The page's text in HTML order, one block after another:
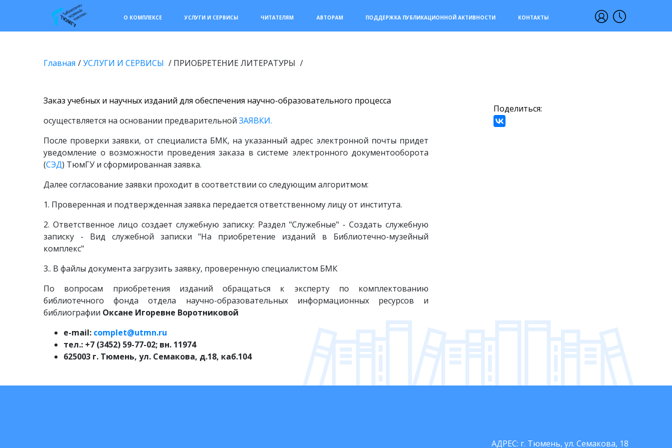
О КОМПЛЕКСЕ УСЛУГИ И СЕРВИСЫ ЧИТАТЕЛЯМ АВТОРАМ ПОДДЕРЖКА ПУБЛИКАЦИОННОЙ АКТИВНОСТИ КОНТАКТЫ
Главная УСЛУГИ И СЕРВИСЫ ПРИОБРЕТЕНИЕ ЛИТЕРАТУРЫ
Заказ учебных и научных изданий для обеспечения научно-образовательного процесса
осуществляется на основании предварительной ЗАЯВКИ.
После проверки заявки, от специалиста БМК, на указанный адрес электронной почты придет
уведомление о возможности проведения заказа в системе электронного документооборота
(СЭД) ТюмГУ и сформированная заявка.
Далее согласование заявки проходит в соответствии со следующим алгоритмом:
1. Проверенная и подтвержденная заявка передается ответственному лицу от института.
2. Ответственное лицо создает служебную записку: Раздел "Служебные" - Создать служебную
записку - Вид служебной записки "На приобретение изданий в Библиотечно-музейный
комплекс"
3.. В файлы документа загрузить заявку, проверенную специалистом БМК
По вопросам приобретения изданий обращаться к эксперту по комплектованию
библиотечного фонда отдела научно-образовательных информационных ресурсов и
библиографии Оксане Игоревне Воротниковой
e-mail: complet@utmn.ru
тел.: +7 (3452) 59-77-02; вн. 11974
625003 г. Тюмень, ул. Семакова, д.18, каб.104
Поделиться:
АДРЕС: г. Тюмень, ул. Семакова, 18